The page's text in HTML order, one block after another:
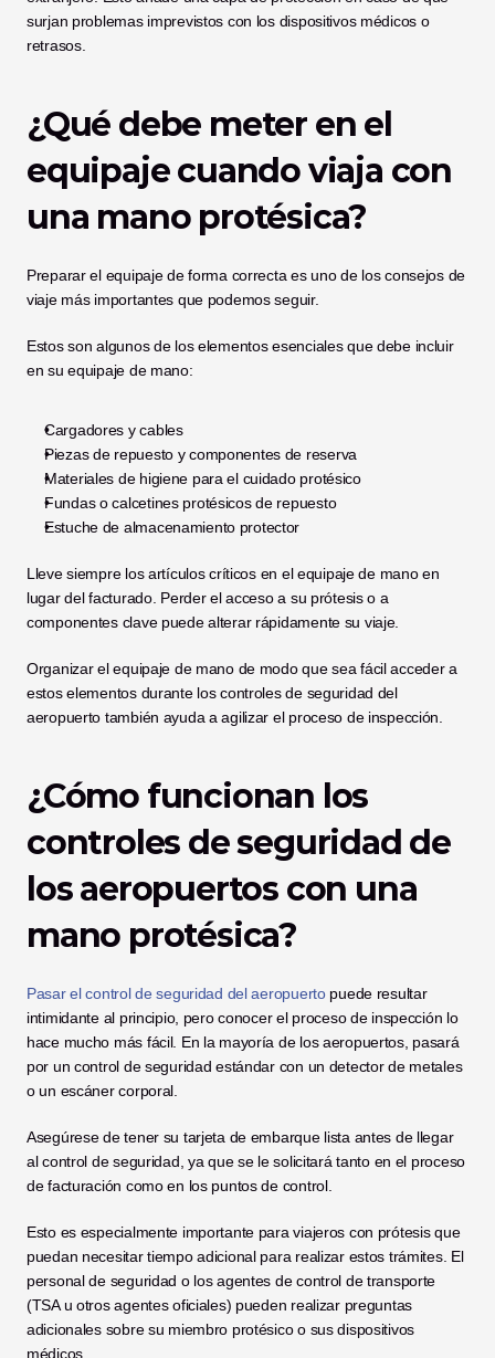
surjan problemas imprevistos con los dispositivos médicos o
retrasos.
¿Qué debe meter en el
equipaje cuando viaja con
una mano protésica?
Preparar el equipaje de forma correcta es uno de los consejos de
viaje más importantes que podemos seguir.
Estos son algunos de los elementos esenciales que debe incluir
en su equipaje de mano:
Cargadores y cables
Piezas de repuesto y componentes de reserva
Materiales de higiene para el cuidado protésico
Fundas o calcetines protésicos de repuesto
Estuche de almacenamiento protector
Lleve siempre los artículos críticos en el equipaje de mano en
lugar del facturado. Perder el acceso a su prótesis o a
componentes clave puede alterar rápidamente su viaje.
Organizar el equipaje de mano de modo que sea fácil acceder a
estos elementos durante los controles de seguridad del
aeropuerto también ayuda a agilizar el proceso de inspección.
¿Cómo funcionan los
controles de seguridad de
los aeropuertos con una
mano protésica?
Pasar el control de seguridad del aeropuerto puede resultar
intimidante al principio, pero conocer el proceso de inspección lo
hace mucho más fácil. En la mayoría de los aeropuertos, pasará
por un control de seguridad estándar con un detector de metales
o un escáner corporal.
Asegúrese de tener su tarjeta de embarque lista antes de llegar
al control de seguridad, ya que se le solicitará tanto en el proceso
de facturación como en los puntos de control.
Esto es especialmente importante para viajeros con prótesis que
puedan necesitar tiempo adicional para realizar estos trámites. El
personal de seguridad o los agentes de control de transporte
(TSA u otros agentes oficiales) pueden realizar preguntas
adicionales sobre su miembro protésico o sus dispositivos
médicos.